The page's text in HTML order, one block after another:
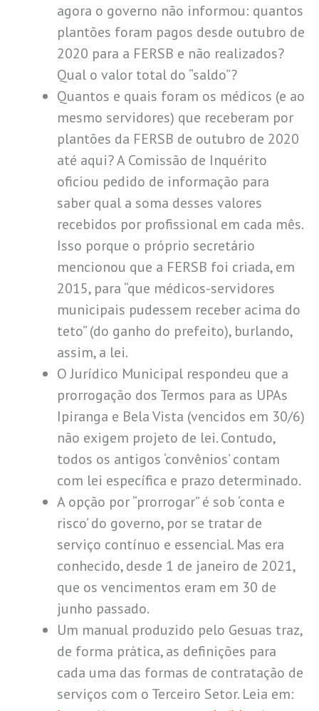
agora o governo não informou: quantos
plantões foram pagos desde outubro de
2020 para a FERSB e não realizados?
Qual o valor total do “saldo”?
Quantos e quais foram os médicos (e ao
mesmo servidores) que receberam por
plantões da FERSB de outubro de 2020
até aqui? A Comissão de Inquérito
oficiou pedido de informação para
saber qual a soma desses valores
recebidos por profissional em cada mês.
Isso porque o próprio secretário
mencionou que a FERSB foi criada, em
2015, para “que médicos-servidores
municipais pudessem receber acima do
teto” (do ganho do prefeito), burlando,
assim, a lei.
O Jurídico Municipal respondeu que a
prorrogação dos Termos para as UPAs
Ipiranga e Bela Vista (vencidos em 30/6)
não exigem projeto de lei. Contudo,
todos os antigos ‘convênios’ contam
com lei específica e prazo determinado.
A opção por “prorrogar” é sob ‘conta e
risco’ do governo, por se tratar de
serviço contínuo e essencial. Mas era
conhecido, desde 1 de janeiro de 2021,
que os vencimentos eram em 30 de
junho passado.
Um manual produzido pelo Gesuas traz,
de forma prática, as definições para
cada uma das formas de contratação de
serviços com o Terceiro Setor. Leia em: